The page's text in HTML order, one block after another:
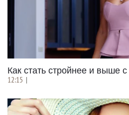
Как стать стройнее и
12:15 |